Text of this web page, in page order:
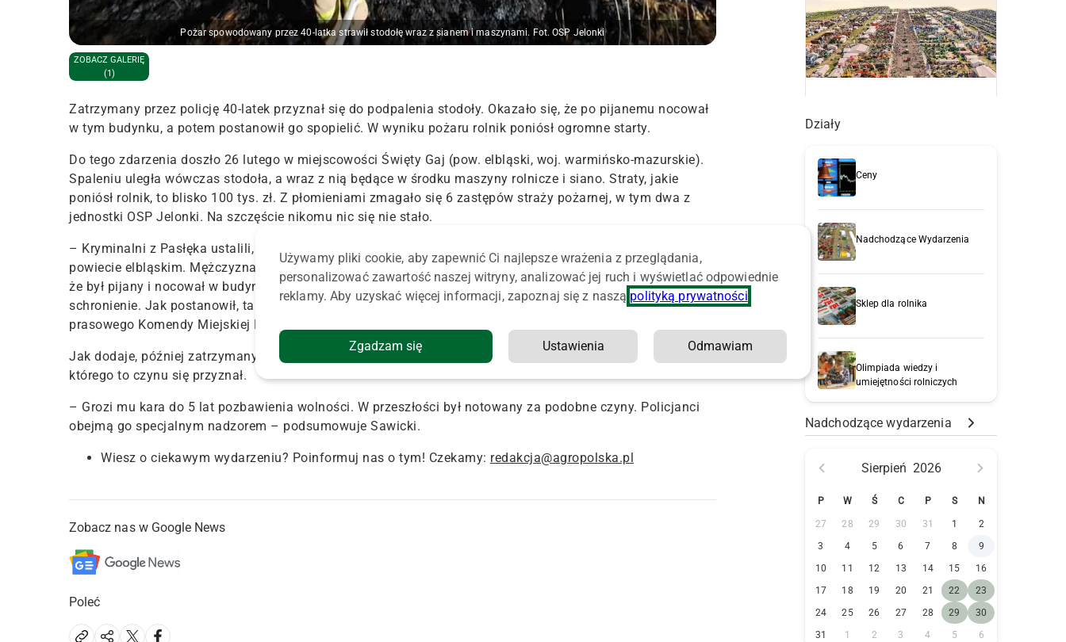
Pożar spowodowany przez 40-latka strawił stodołę wraz z sianem i maszynami. Fot. OSP Jelonki
ZOBACZ GALERIĘ
(1)
Zatrzymany przez policję 40-latek przyznał się do podpalenia stodoły. Okazało się, że po pijanemu nocował
w tym budynku, a potem postanowił go spopielić. W wyniku pożaru rolnik poniósł ogromne starty.
Do tego zdarzenia doszło 26 lutego w miejscowości Święty Gaj (pow. elbląski, woj. warmińsko-mazurskie).
Spaleniu uległa wówczas stodoła, a wraz z nią będące w środku maszyny rolnicze i siano. Straty, jakie
poniósł rolnik, to blisko 100 tys. zł. Z płomieniami zmagało się 6 zastępów straży pożarnej, w tym dwa z
jednostki OSP Jelonki. Na szczęście nikomu nic się nie stało.
– Kryminalni z Pasłęka ustalili, kim jest podpalacz. Okazało się, że to 40-letni mieszkaniec gminy Markusy w
powiecie elbląskim. Mężczyzna został zatrzymany w środę 5 kwietnia w miejscu zamieszkania. Powiedział,
że był pijany i nocował w budynku. Następnie przebudził się po „ciężkiej” nocy i postanowił spalić swoje
schronienie. Jak postanowił, tak też zrobił. Ogień strawił wszystko – relacjonuje Jakub Sawicki z zespołu
prasowego Komendy Miejskiej Policji w Elblągu.
Jak dodaje, później zatrzymany stwierdził, że zrobił to dla zabawy. Usłyszał zarzut zniszczenia mienia, do
którego to czynu się przyznał.
– Grozi mu kara do 5 lat pozbawienia wolności. W przeszłości był notowany za podobne czyny. Policjanci
obejmą go specjalnym nadzorem – podsumowuje Sawicki.
Wiesz o ciekawym wydarzeniu? Poinformuj nas o tym! Czekamy: redakcja@agropolska.pl
Zobacz nas w Google News
Poleć
Działy
Ceny
Nadchodzące Wydarzenia
Sklep dla rolnika
Olimpiada wiedzy i
umiejętności rolniczych
Nadchodzące wydarzenia
Sierpień 2026
P W Ś C P S N
27 28 29 30 31 1
2
3
4 5 6 7 8
9
10
11 12 13 14 15
16
17
18 19 20 21 22
23
24
25 26 27 28 29
30
31
1 2 3 4 5 6
Używamy pliki cookie, aby zapewnić Ci najlepsze wrażenia z przeglądania,
personalizować zawartość naszej witryny, analizować jej ruch i wyświetlać odpowiednie
reklamy. Aby uzyskać więcej informacji, zapoznaj się z naszą polityką prywatności
Zgadzam się Ustawienia Odmawiam